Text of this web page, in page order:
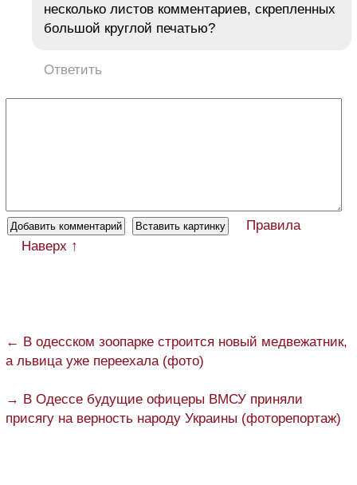
несколько листов комментариев, скрепленных
большой круглой печатью?
Ответить
Правила
Наверх ↑
← В одесском зоопарке строится новый медвежатник,
а львица уже переехала (фото)
→ В Одессе будущие офицеры ВМСУ приняли
присягу на верность народу Украины (фоторепортаж)